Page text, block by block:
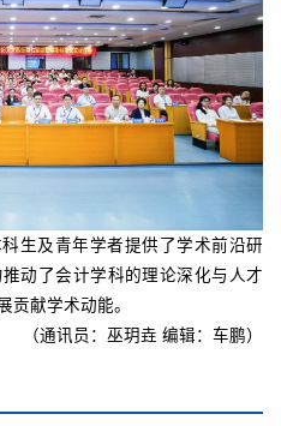
生及青年学者提供了学术前沿研
动了会计学科的理论深化与人才
贡献学术动能。
（通讯员：巫玥垚 编辑：车鹏）